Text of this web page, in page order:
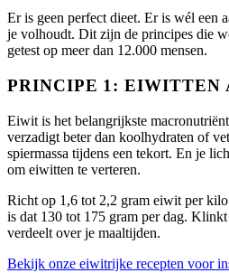
Er is geen perfect dieet. Er is wél een
je volhoudt. Dit zijn de principes die
getest op meer dan 12.000 mensen.
PRINCIPE 1: EIWITTEN
Eiwit is het belangrijkste
verzadigt beter dan koolhydraten of
spiermassa tijdens een tekort. En je
om eiwitten te verteren.
Richt op 1,6 tot 2,2 gram eiwit per
is dat 130 tot 175 gram per dag.
verdeelt over je maaltijden.
Bekijk onze eiwitrijke recepten voor